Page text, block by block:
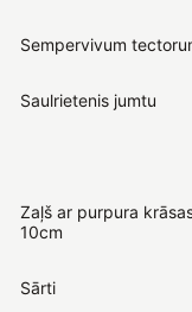
Sempervivum
Saulrietenis jumtu
Zaļš ar purpura
10cm
Sārti